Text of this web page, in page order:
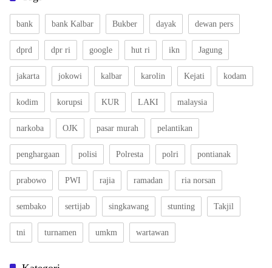
bank bank Kalbar Bukber dayak dewan pers
dprd dpr ri google hut ri ikn Jagung
jakarta jokowi kalbar karolin Kejati kodam
kodim korupsi KUR LAKI malaysia
narkoba OJK pasar murah pelantikan
penghargaan polisi Polresta polri pontianak
prabowo PWI rajia ramadan ria norsan
sembako sertijab singkawang stunting Takjil
tni turnamen umkm wartawan